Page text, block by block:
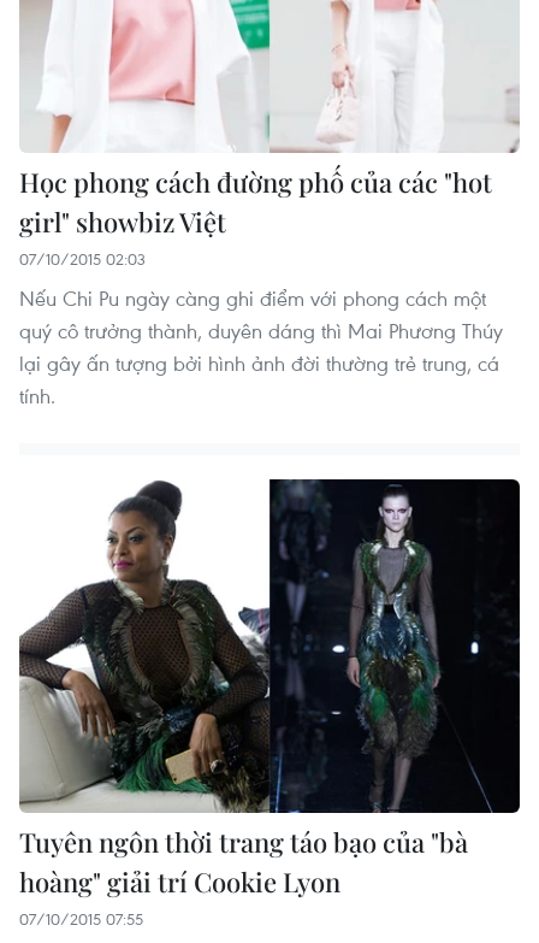
Học phong cách đường phố của các "hot
girl" showbiz Việt
07/10/2015 02:03
Nếu Chi Pu ngày càng ghi điểm với phong cách một
quý cô trưởng thành, duyên dáng thì Mai Phương Thúy
lại gây ấn tượng bởi hình ảnh đời thường trẻ trung, cá
tính.
Tuyên ngôn thời trang táo bạo của "bà
hoàng" giải trí Cookie Lyon
07/10/2015 07:55